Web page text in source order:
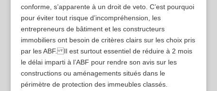
conforme, s’apparente à un droit de veto. C’est pourquoi
pour éviter tout risque d’incompréhension, les
entrepreneurs de bâtiment et les constructeurs
immobiliers ont besoin de critères clairs sur les choix pris
par les ABF. Il est surtout essentiel de réduire à 2 mois
le délai imparti à l’ABF pour rendre son avis sur les
constructions ou aménagements situés dans le
périmètre de protection des immeubles classés.